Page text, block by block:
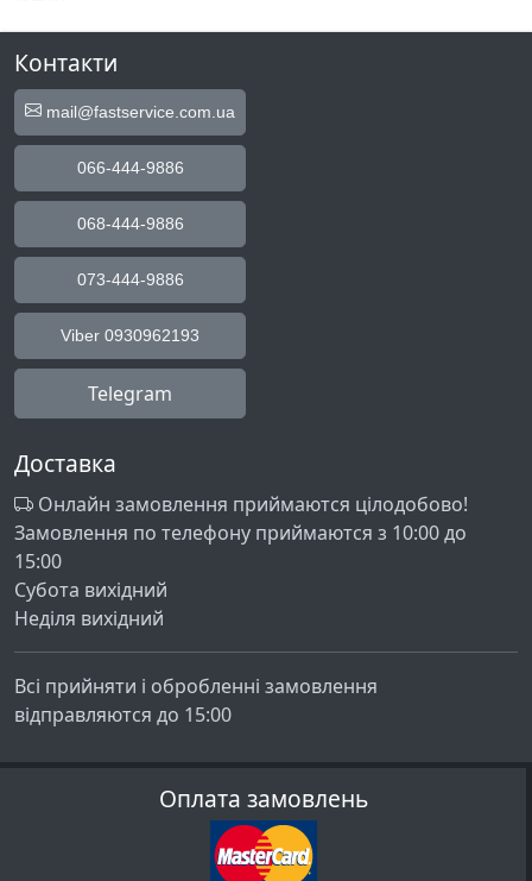
MO153341/4Q0 RO1733X1/4Q0 AP2523Z5/4Q0
AP2555Z2/4Q0 RO173301/4Q0 MO152101/4Q0
RO1755X1/4Q0 RO172101/4Q0 MO1517X1/4Q0
MO151301/4Q0 RO1721R1/4Q0 SG2555WA/4Q0
MO153601/4Q0
Контакти
mail@fastservice.com.ua
066-444-9886
068-444-9886
073-444-9886
Viber 0930962193
Telegram
Доставка
Онлайн замовлення приймаются цілодобово!
Замовлення по телефону приймаются з 10:00 до
15:00
Субота вихідний
Неділя вихідний
Всі прийняти і обробленні замовлення
відправляются до 15:00
Оплата замовлень